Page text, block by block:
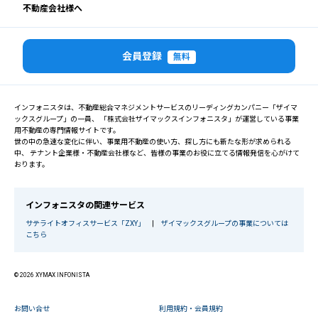
不動産会社様へ
会員登録 無料
インフォニスタは、不動産総合マネジメントサービスのリーディングカンパニー「ザイマ
ックスグループ」の一員、 「株式会社ザイマックスインフォニスタ」が運営している事業
用不動産の専門情報サイトです。
世の中の急速な変化に伴い、事業用不動産の使い方、探し方にも新たな形が求められる
中、 テナント企業様・不動産会社様など、皆様の事業のお役に立てる情報発信を心がけて
おります。
インフォニスタの関連サービス
サテライトオフィスサービス「ZXY」
ザイマックスグループの事業については
こちら
© 2026 XYMAX INFONISTA
お問い合せ 利用規約・会員規約